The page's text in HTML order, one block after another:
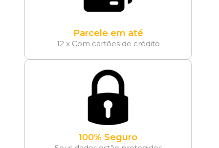
Parcele em até
12 x Com cartões de crédito
100% Seguro